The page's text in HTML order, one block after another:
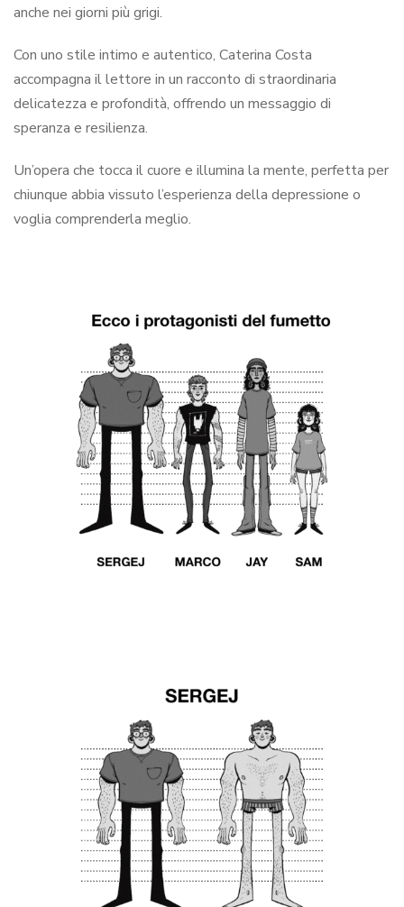
anche nei giorni più grigi.
Con uno stile intimo e autentico, Caterina Costa
accompagna il lettore in un racconto di straordinaria
delicatezza e profondità, offrendo un messaggio di
speranza e resilienza.
Un’opera che tocca il cuore e illumina la mente, perfetta per
chiunque abbia vissuto l’esperienza della depressione o
voglia comprenderla meglio.